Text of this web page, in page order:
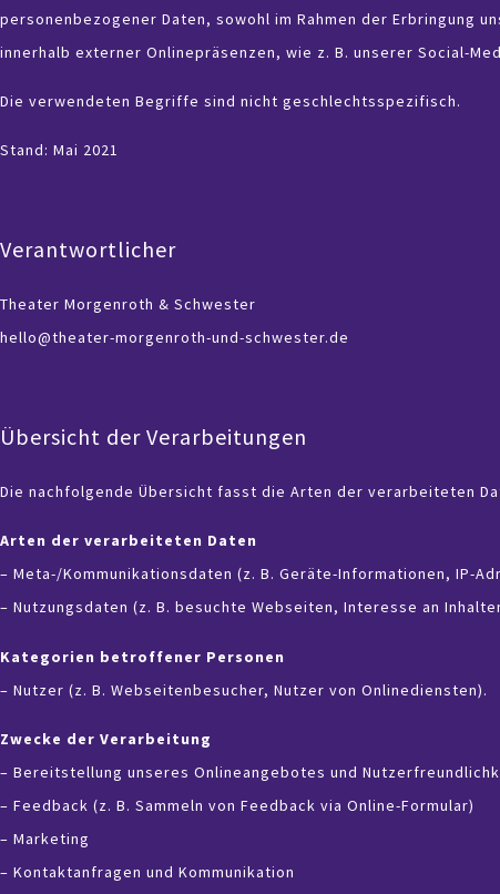
personenbezogener Daten, sowohl im Rahmen der Erbringung
innerhalb externer Onlinepräsenzen, wie z. B. unserer Social-
Die verwendeten Begriffe sind nicht geschlechtsspezifisch.
Stand: Mai 2021
Verantwortlicher
Theater Morgenroth & Schwester
hello@theater-morgenroth-und-schwester.de
Übersicht der Verarbeitungen
Die nachfolgende Übersicht fasst die Arten der verarbeiteten
Arten der verarbeiteten Daten
– Meta-/Kommunikationsdaten (z. B. Geräte-Informationen, IP-
– Nutzungsdaten (z. B. besuchte Webseiten, Interesse an
Kategorien betroffener Personen
– Nutzer (z. B. Webseitenbesucher, Nutzer von Onlinediensten).
Zwecke der Verarbeitung
– Bereitstellung unseres Onlineangebotes und
– Feedback (z. B. Sammeln von Feedback via Online-Formular)
– Marketing
– Kontaktanfragen und Kommunikation